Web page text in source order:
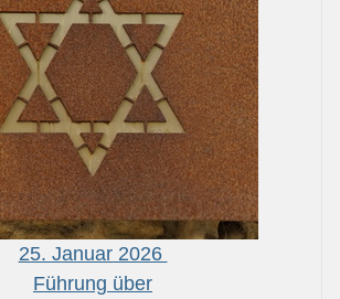
25. Januar 2026
Führung über